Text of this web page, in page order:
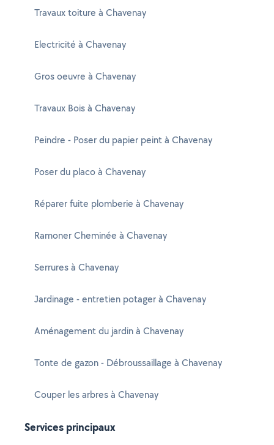
Travaux toiture à Chavenay
Electricité à Chavenay
Gros oeuvre à Chavenay
Travaux Bois à Chavenay
Peindre - Poser du papier peint à Chavenay
Poser du placo à Chavenay
Réparer fuite plomberie à Chavenay
Ramoner Cheminée à Chavenay
Serrures à Chavenay
Jardinage - entretien potager à Chavenay
Aménagement du jardin à Chavenay
Tonte de gazon - Débroussaillage à Chavenay
Couper les arbres à Chavenay
Services principaux